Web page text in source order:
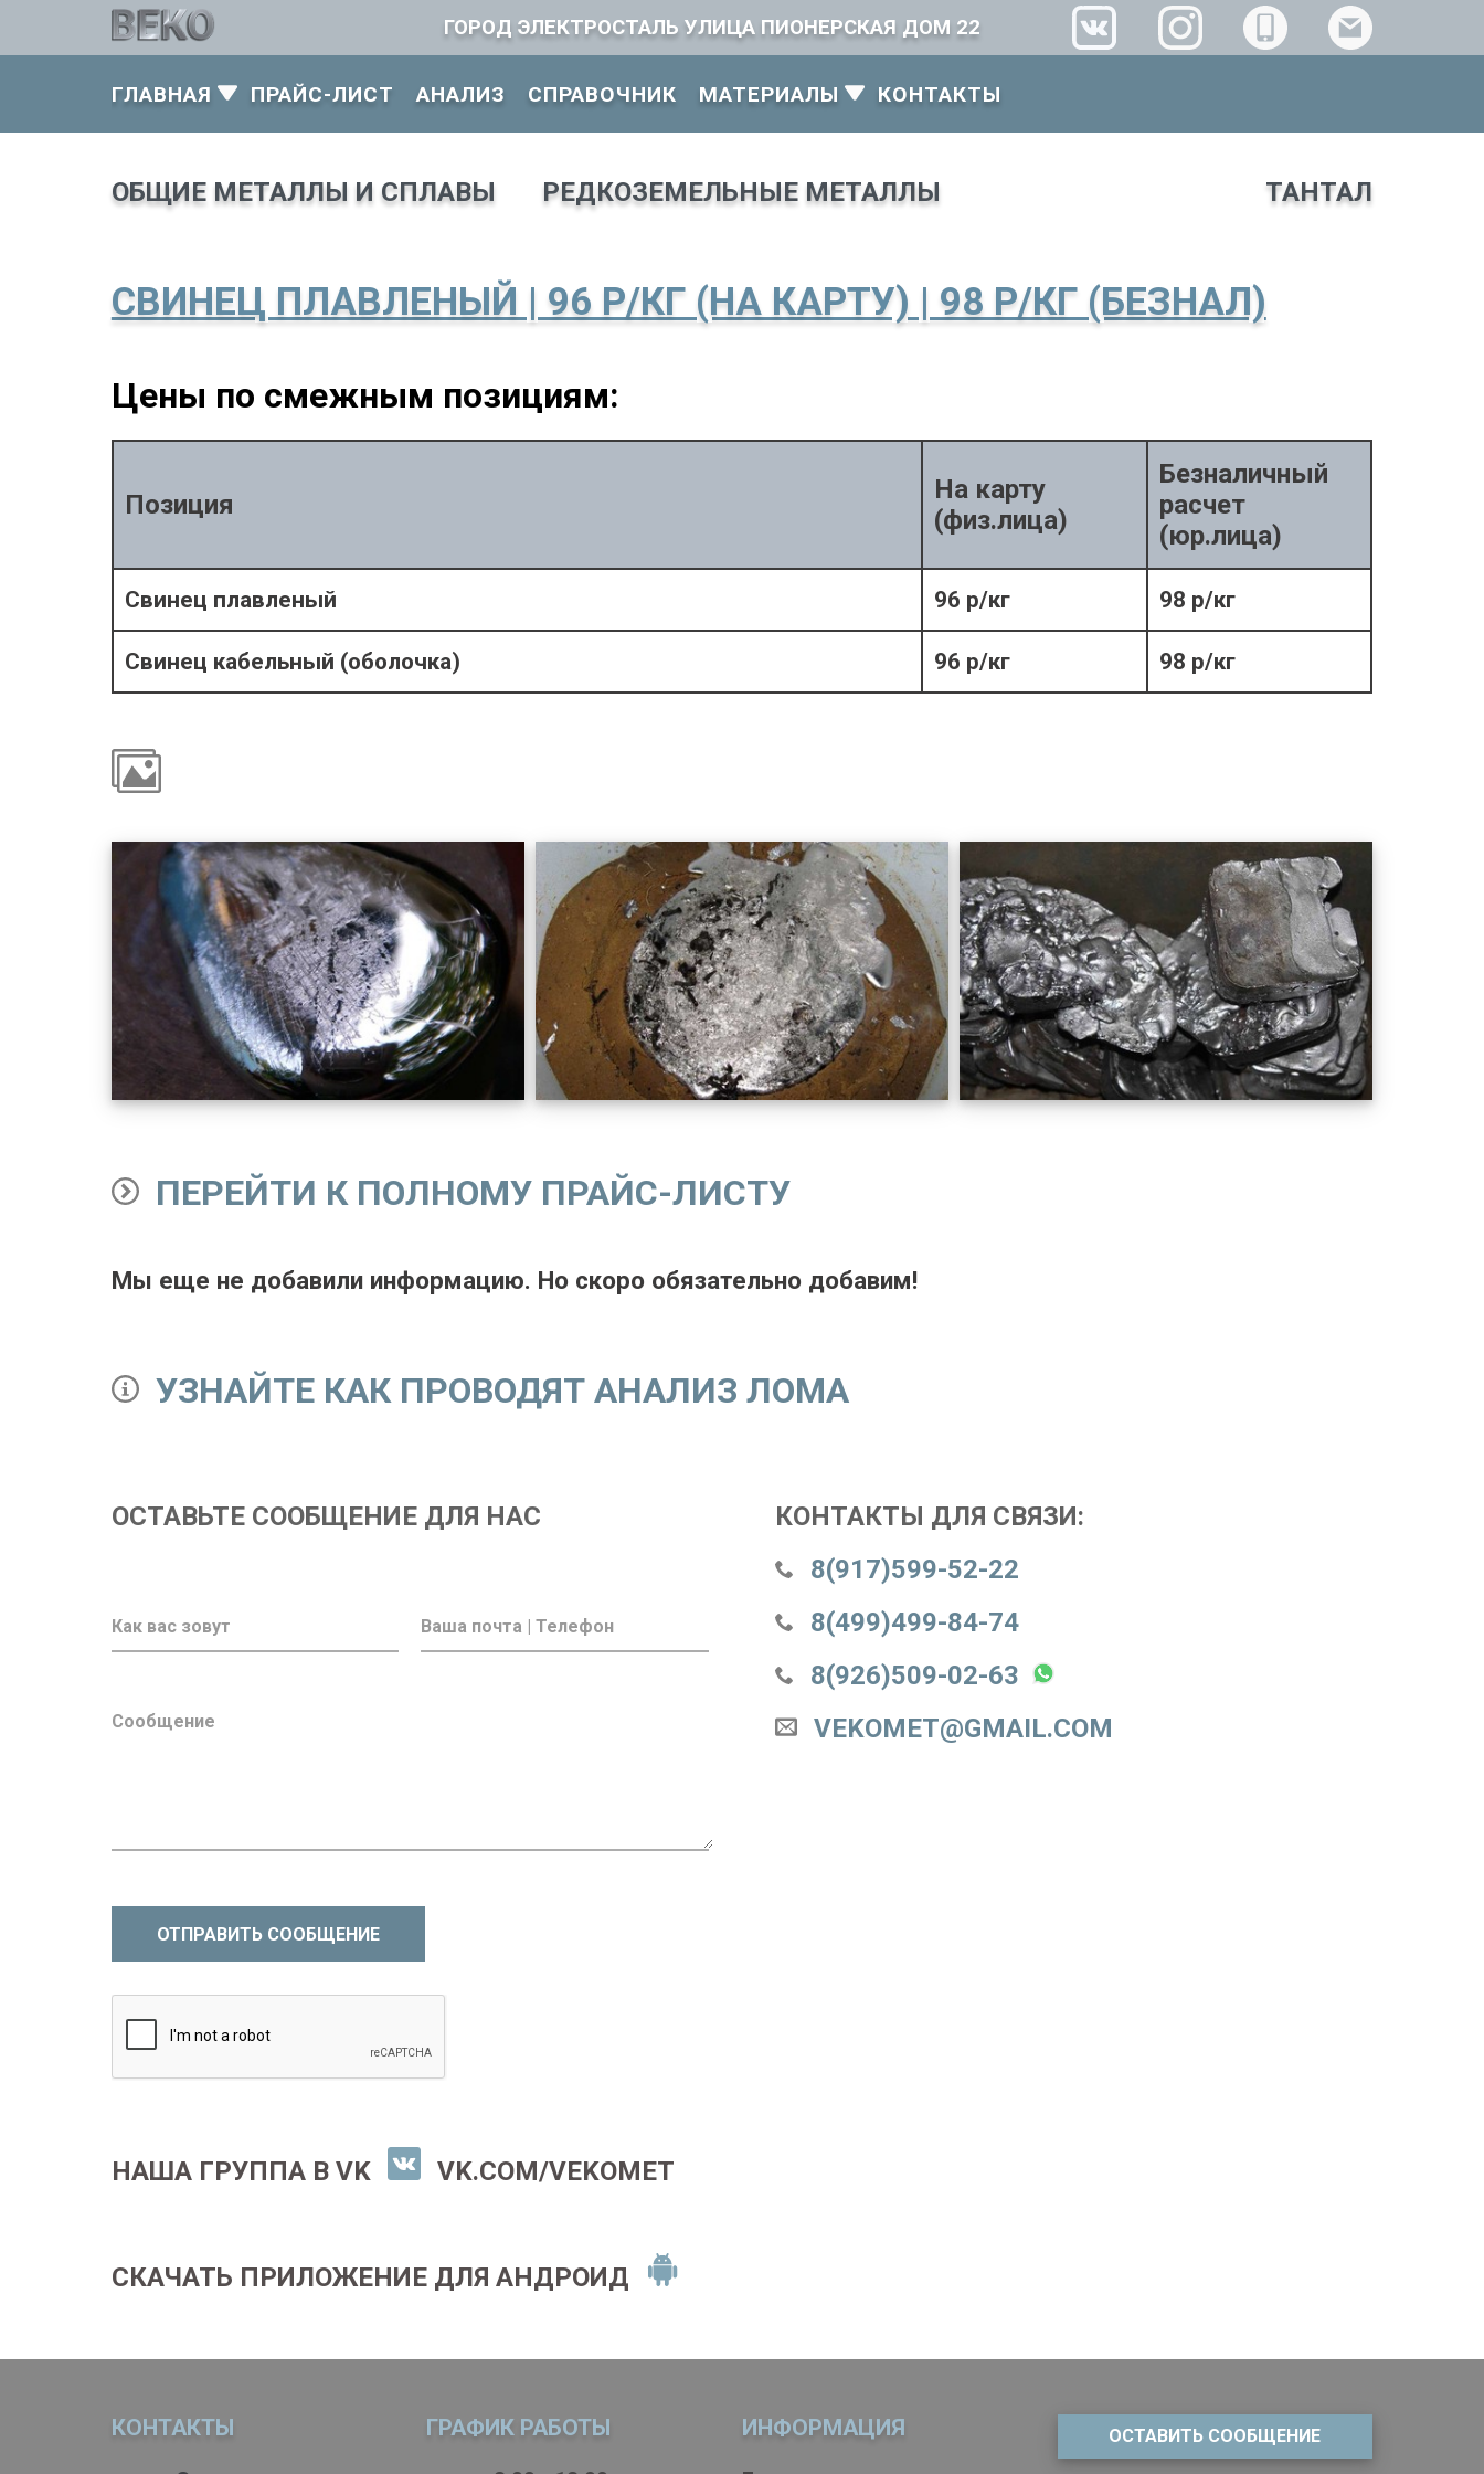
ГОРОД ЭЛЕКТРОСТАЛЬ УЛИЦА ПИОНЕРСКАЯ ДОМ 22
ГЛАВНАЯ ПРАЙС-ЛИСТ АНАЛИЗ СПРАВОЧНИК МАТЕРИАЛЫ КОНТАКТЫ
ОБЩИЕ МЕТАЛЛЫ И СПЛАВЫ РЕДКОЗЕМЕЛЬНЫЕ МЕТАЛЛЫ ТАНТАЛ
СВИНЕЦ ПЛАВЛЕНЫЙ | 96 Р/КГ (НА КАРТУ) | 98 Р/КГ (БЕЗНАЛ)
Цены по смежным позициям:
Позиция
На карту
(физ.лица)
Безналичный
расчет
(юр.лица)
Свинец плавленый 96 р/кг 98 р/кг
Свинец кабельный (оболочка) 96 р/кг 98 р/кг
ПЕРЕЙТИ К ПОЛНОМУ ПРАЙС-ЛИСТУ
Мы еще не добавили информацию. Но скоро обязательно добавим!
УЗНАЙТЕ КАК ПРОВОДЯТ АНАЛИЗ ЛОМА
ОСТАВЬТЕ СООБЩЕНИЕ ДЛЯ НАС
ОТПРАВИТЬ СООБЩЕНИЕ
КОНТАКТЫ ДЛЯ СВЯЗИ:
8(917)599-52-22
8(499)499-84-74
8(926)509-02-63
VEKOMET@GMAIL.COM
НАША ГРУППА В VK VK.COM/VEKOMET
СКАЧАТЬ ПРИЛОЖЕНИЕ ДЛЯ АНДРОИД
КОНТАКТЫ ГРАФИК РАБОТЫ ИНФОРМАЦИЯ ОСТАВИТЬ СООБЩЕНИЕ